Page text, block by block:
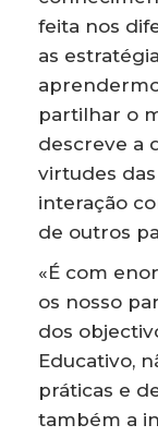
feita nos
as
partilhar o
descreve a
virtudes
interação
de outros
«É com
os nosso
dos
Educativo,
práticas e
também a